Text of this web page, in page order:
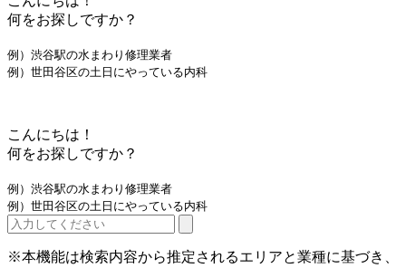
何をお探しですか？
例）渋谷駅の水まわり修理業者
例）世田谷区の土日にやっている内科
こんにちは！
何をお探しですか？
例）渋谷駅の水まわり修理業者
例）世田谷区の土日にやっている内科
※本機能は検索内容から推定されるエリアと業種に基づき、